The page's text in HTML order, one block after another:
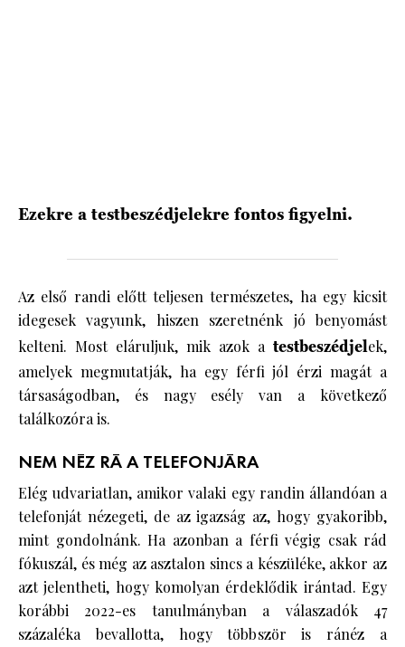
Ezekre a testbeszédjelekre fontos figyelni.
Az első randi előtt teljesen természetes, ha egy kicsit
idegesek vagyunk, hiszen szeretnénk jó benyomást
kelteni. Most eláruljuk, mik azok a testbeszédjelek,
amelyek megmutatják, ha egy férfi jól érzi magát a
társaságodban, és nagy esély van a következő
találkozóra is.
NEM NÉZ RÁ A TELEFONJÁRA
Elég udvariatlan, amikor valaki egy randin állandóan a
telefonját nézegeti, de az igazság az, hogy gyakoribb,
mint gondolnánk. Ha azonban a férfi végig csak rád
fókuszál, és még az asztalon sincs a készüléke, akkor az
azt jelentheti, hogy komolyan érdeklődik irántad. Egy
korábbi 2022-es tanulmányban a válaszadók 47
százaléka bevallotta, hogy többször is ránéz a